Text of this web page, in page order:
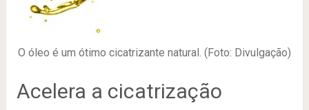
O óleo é um ótimo cicatrizante natural. (Foto: Divulgação)
Acelera a cicatrização